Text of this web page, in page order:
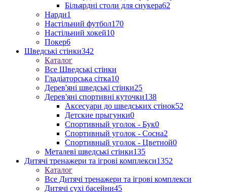
Більярдні столи для снукера62
Нарди1
Настільний футбол170
Настільний хокей10
Покер6
Шведські стінки342
Каталог
Все Шведські стінки
Гладіаторська сітка10
Дерев'яні шведські стінки25
Дерев'яні спортивні куточки138
Аксесуари до шведських стінок52
Детские прыгунки0
Спортивный уголок - Бук0
Спортивный уголок - Сосна2
Спортивный уголок - Цветной0
Металеві шведські стінки135
Дитячі тренажери та ігрові комплекси1352
Каталог
Все Дитячі тренажери та ігрові комплекси
Дитячі сухі басейни45